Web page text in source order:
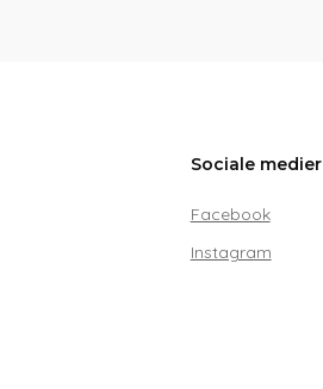
Sociale medier
Facebook
Instagram